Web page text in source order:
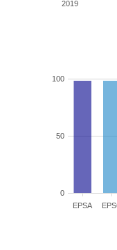
2019
EPSA
0
50
100